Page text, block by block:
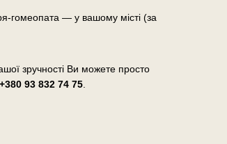
гомеопата — у вашому місті (за
зручності Ви можете просто
+380 93 832 74 75.